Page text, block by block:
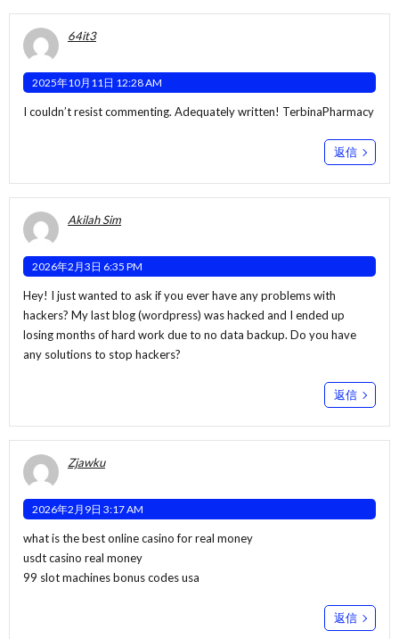
64it3
2025年10月11日 12:28 AM
I couldn’t resist commenting. Adequately written! TerbinaPharmacy
返信
Akilah Sim
2026年2月3日 6:35 PM
Hey! I just wanted to ask if you ever have any problems with
hackers? My last blog (wordpress) was hacked and I ended up
losing months of hard work due to no data backup. Do you have
any solutions to stop hackers?
返信
Zjawku
2026年2月9日 3:17 AM
what is the best online casino for real money
usdt casino real money
99 slot machines bonus codes usa
返信